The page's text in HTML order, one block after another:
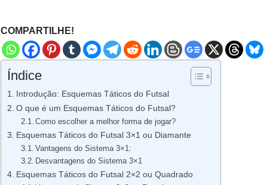
COMPARTILHE!
Índice
Introdução: Esquemas Táticos do Futsal
O que é um Esquemas Táticos do Futsal?
Como escolher a melhor forma de jogar?
Esquemas Táticos do Futsal 3×1 ou Diamante
Vantagens do Sistema 3×1:
Desvantagens do Sistema 3×1
Esquemas Táticos do Futsal 2×2 ou Quadrado